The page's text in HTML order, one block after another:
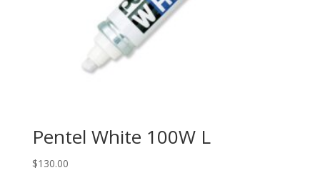
Pentel White 100W L
$130.00